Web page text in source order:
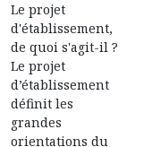
Le projet
d'établissement,
de quoi s'agit-il ?
Le projet
d’établissement
définit les
grandes
orientations du